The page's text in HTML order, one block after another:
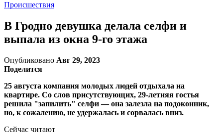
Происшествия
В Гродно девушка делала селфи и
выпала из окна 9-го этажа
Опубликовано Авг 29, 2023
Поделится
25 августа компания молодых людей отдыхала на
квартире. Со слов присутствующих, 29-летняя гостья
решила "запилить" селфи — она залезла на подоконник,
но, к сожалению, не удержалась и сорвалась вниз.
Сейчас читают